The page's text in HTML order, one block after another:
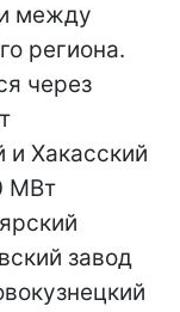
между
региона.
через
и Хакасский
МВт
завод